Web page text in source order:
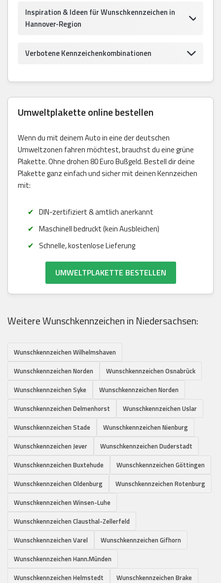
Inspiration & Ideen für Wunschkennzeichen in
Hannover-Region
Verbotene Kennzeichenkombinationen
Umweltplakette online bestellen
Wenn du mit deinem Auto in eine der deutschen
Umweltzonen fahren möchtest, brauchst du eine grüne
Plakette. Ohne drohen 80 Euro Bußgeld. Bestell dir deine
Plakette ganz einfach und sicher mit deinen Kennzeichen
mit:
DIN-zertifiziert & amtlich anerkannt
Maschinell bedruckt (kein Ausbleichen)
Schnelle, kostenlose Lieferung
UMWELTPLAKETTE BESTELLEN
Weitere Wunschkennzeichen in Niedersachsen:
Wunschkennzeichen Wilhelmshaven
Wunschkennzeichen Norden
Wunschkennzeichen Osnabrück
Wunschkennzeichen Syke
Wunschkennzeichen Norden
Wunschkennzeichen Delmenhorst
Wunschkennzeichen Uslar
Wunschkennzeichen Stade
Wunschkennzeichen Nienburg
Wunschkennzeichen Jever
Wunschkennzeichen Duderstadt
Wunschkennzeichen Buxtehude
Wunschkennzeichen Göttingen
Wunschkennzeichen Oldenburg
Wunschkennzeichen Rotenburg
Wunschkennzeichen Winsen-Luhe
Wunschkennzeichen Clausthal-Zellerfeld
Wunschkennzeichen Varel
Wunschkennzeichen Gifhorn
Wunschkennzeichen Hann.Münden
Wunschkennzeichen Helmstedt
Wunschkennzeichen Brake